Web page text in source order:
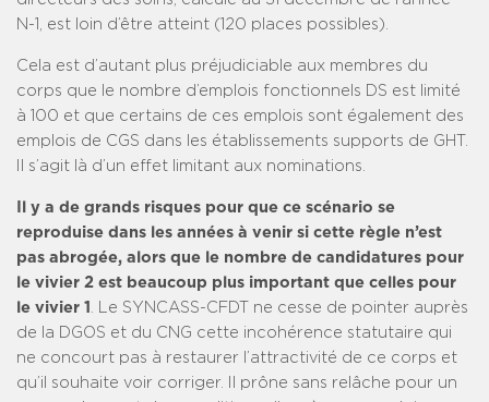
N-1, est loin d’être atteint (120 places possibles).
Cela est d’autant plus préjudiciable aux membres du
corps que le nombre d’emplois fonctionnels DS est limité
à 100 et que certains de ces emplois sont également des
emplois de CGS dans les établissements supports de GHT.
Il s’agit là d’un effet limitant aux nominations.
Il y a de grands risques pour que ce scénario se
reproduise dans les années à venir si cette règle n’est
pas abrogée, alors que le nombre de candidatures pour
le vivier 2 est beaucoup plus important que celles pour
le vivier 1
. Le SYNCASS-CFDT ne cesse de pointer auprès
de la DGOS et du CNG cette incohérence statutaire qui
ne concourt pas à restaurer l’attractivité de ce corps et
qu’il souhaite voir corriger. Il prône sans relâche pour un